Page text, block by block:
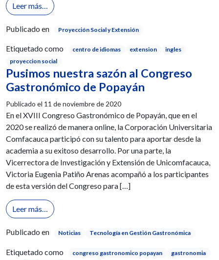
Leer más… from Habla con el mundo gracias a nuestro nuevo
Publicado en Proyección Social y Extensión
Etiquetado como centro de idiomas extension
ingles
proyeccion social
Pusimos nuestra sazón al Congreso
Gastronómico de Popayán
Publicado el 11 de noviembre de 2020
En el XVIII Congreso Gastronómico de Popayán, que en el
2020 se realizó de manera online, la Corporación Universitaria
Comfacauca participó con su talento para aportar desde la
academia a su exitoso desarrollo. Por una parte, la
Vicerrectora de Investigación y Extensión de Unicomfacauca,
Victoria Eugenia Patiño Arenas acompañó a los participantes
de esta versión del Congreso para […]
Leer más… from Pusimos nuestra sazón al Congreso
Publicado en Noticias Tecnología en Gestión Gastronómica
Etiquetado como congreso gastronomico popayan
gastronomia